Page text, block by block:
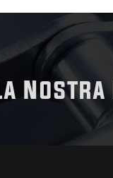
Nostra